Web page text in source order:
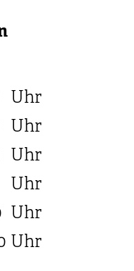
Uhr
Uhr
Uhr
Uhr
Uhr
Uhr